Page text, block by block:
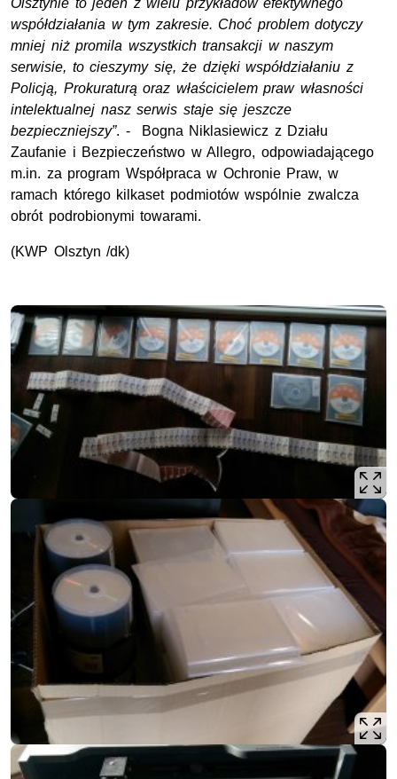
Olsztynie to jeden z wielu przykładów efektywnego
współdziałania w tym zakresie. Choć problem dotyczy
mniej niż promila wszystkich transakcji w naszym
serwisie, to cieszymy się, że dzięki współdziałaniu z
Policją, Prokuraturą oraz właścicielem praw własności
intelektualnej nasz serwis staje się jeszcze
bezpieczniejszy”. - Bogna Niklasiewicz z Działu
Zaufanie i Bezpieczeństwo w Allegro, odpowiadającego
m.in. za program Współpraca w Ochronie Praw, w
ramach którego kilkaset podmiotów wspólnie zwalcza
obrót podrobionymi towarami.
(KWP Olsztyn /dk)